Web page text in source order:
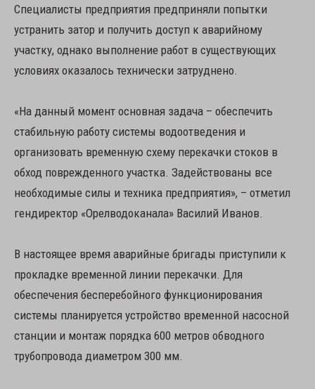
Специалисты предприятия предприняли попытки
устранить затор и получить доступ к аварийному
участку, однако выполнение работ в существующих
условиях оказалось технически затруднено.
«На данный момент основная задача – обеспечить
стабильную работу системы водоотведения и
организовать временную схему перекачки стоков в
обход поврежденного участка. Задействованы все
необходимые силы и техника предприятия», – отметил
гендиректор «Орелводоканала» Василий Иванов.
В настоящее время аварийные бригады приступили к
прокладке временной линии перекачки. Для
обеспечения бесперебойного функционирования
системы планируется устройство временной насосной
станции и монтаж порядка 600 метров обводного
трубопровода диаметром 300 мм.